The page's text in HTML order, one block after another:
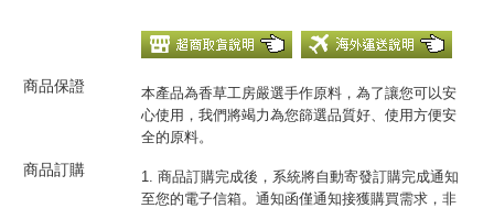
商品保證
本產品為香草工房嚴選手作原料，為了讓您可以安
心使用，我們將竭力為您篩選品質好、使用方便安
全的原料。
商品訂購
1. 商品訂購完成後，系統將自動寄發訂購完成通知
至您的電子信箱。通知函僅通知接獲購買需求，非